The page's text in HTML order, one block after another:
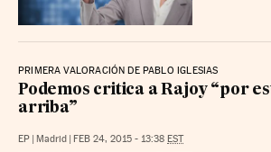
PRIMERA VALORACIÓN DE PABLO IGLESIAS
Podemos critica a Rajoy “por
arriba”
EP Madrid FEB 24, 2015 - 13:38 EST